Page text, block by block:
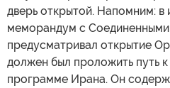
дверь открытой. Напомним:
меморандум с
предусматривал открытие
должен был проложить путь
программе Ирана. Он